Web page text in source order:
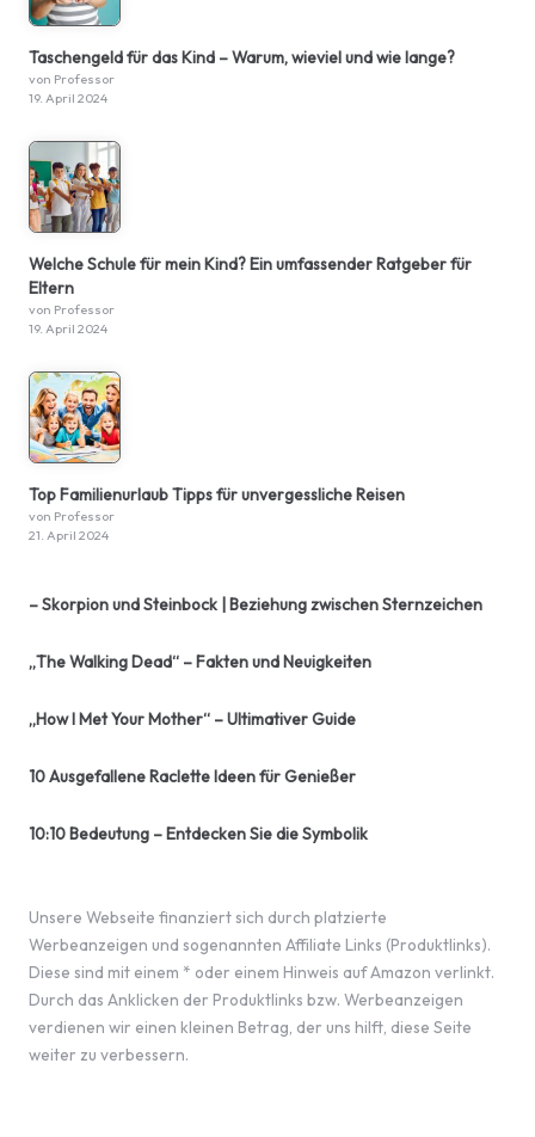
Taschengeld für das Kind – Warum, wieviel und wie lange?
von Professor
19. April 2024
Welche Schule für mein Kind? Ein umfassender Ratgeber für
Eltern
von Professor
19. April 2024
Top Familienurlaub Tipps für unvergessliche Reisen
von Professor
21. April 2024
– Skorpion und Steinbock | Beziehung zwischen Sternzeichen
„The Walking Dead“ – Fakten und Neuigkeiten
„How I Met Your Mother“ – Ultimativer Guide
10 Ausgefallene Raclette Ideen für Genießer
10:10 Bedeutung – Entdecken Sie die Symbolik
Unsere Webseite finanziert sich durch platzierte
Werbeanzeigen und sogenannten Affiliate Links (Produktlinks).
Diese sind mit einem * oder einem Hinweis auf Amazon verlinkt.
Durch das Anklicken der Produktlinks bzw. Werbeanzeigen
verdienen wir einen kleinen Betrag, der uns hilft, diese Seite
weiter zu verbessern.